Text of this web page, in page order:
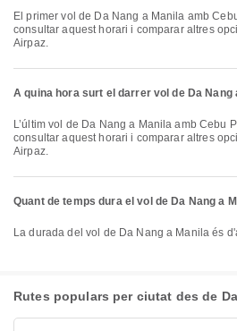
El primer vol de Da Nang a Manila amb Cebu Pacific surt a les 08:30. Pots
consultar aquest horari i comparar altres
Airpaz.
A quina hora surt el darrer vol de Da Nang
L’últim vol de Da Nang a Manila amb Cebu Pacific surt a les 22:30. Pots
consultar aquest horari i comparar altres
Airpaz.
Quant de temps dura el vol de Da Nang a
La durada del vol de Da Nang a Manila és
Rutes populars per ciutat des de